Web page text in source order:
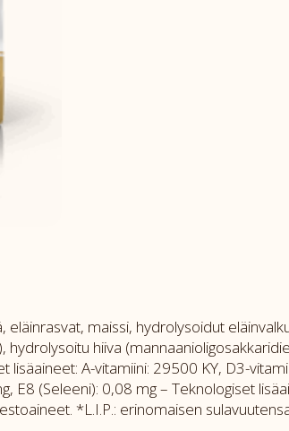
maissi, hydrolysoidut
hiiva
A-vitamiini: 29500 KY, D3-
E8 (Seleeni): 0,08 mg – Teknologiset
*L.I.P.: erinomaisen